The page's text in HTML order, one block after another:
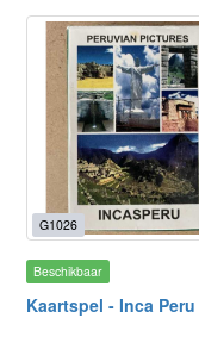
G1026
Beschikbaar
Kaartspel - Inca Peru